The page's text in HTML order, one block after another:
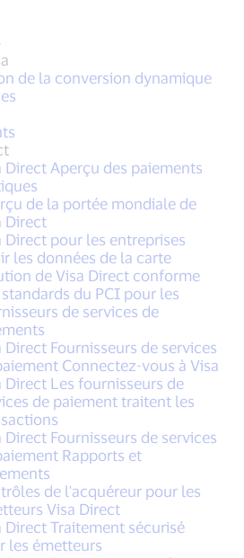
de la conversion dynamique
Direct Aperçu des paiements
de la portée mondiale de
Direct
Direct pour les entreprises
les données de la carte
de Visa Direct conforme
du PCI pour les
de services de
Direct Fournisseurs de services
Connectez-vous à Visa
Direct Les fournisseurs de
de paiement traitent les
Direct Fournisseurs de services
Rapports et
de l'acquéreur pour les
Visa Direct
Direct Traitement sécurisé
les émetteurs